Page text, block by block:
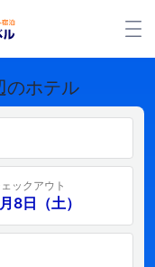
のホテル
ックアウト
8日（土）